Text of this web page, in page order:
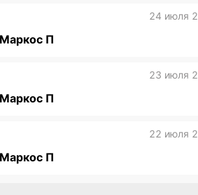
24 июля
П
23 июля
П
22 июля
П